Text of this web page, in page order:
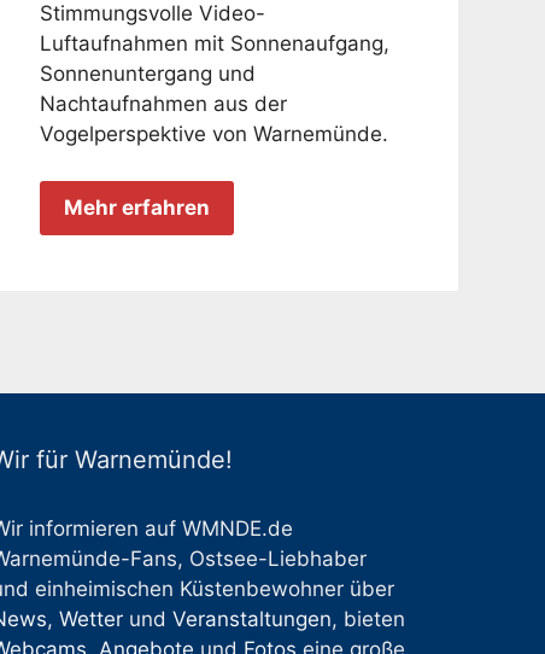
Stimmungsvolle Video-
Luftaufnahmen mit Sonnenaufgang,
Sonnenuntergang und
Nachtaufnahmen aus der
Vogelperspektive von Warnemünde.
Mehr erfahren
für Warnemünde!
informieren auf WMNDE.de
Fans, Ostsee-Liebhaber
einheimischen Küstenbewohner über
,Wetter undVeranstaltungen, bieten
Angebote und Fotos eine große